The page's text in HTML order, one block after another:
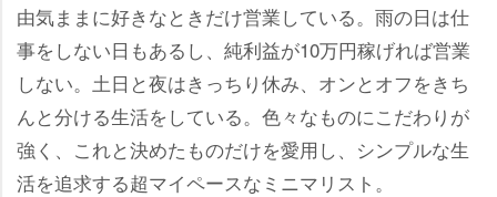
由気ままに好きなときだけ営業している。雨の日は仕
事をしない日もあるし、純利益が10万円稼げれば営業
しない。土日と夜はきっちり休み、オンとオフをきち
んと分ける生活をしている。色々なものにこだわりが
強く、これと決めたものだけを愛用し、シンプルな生
活を追求する超マイペースなミニマリスト。